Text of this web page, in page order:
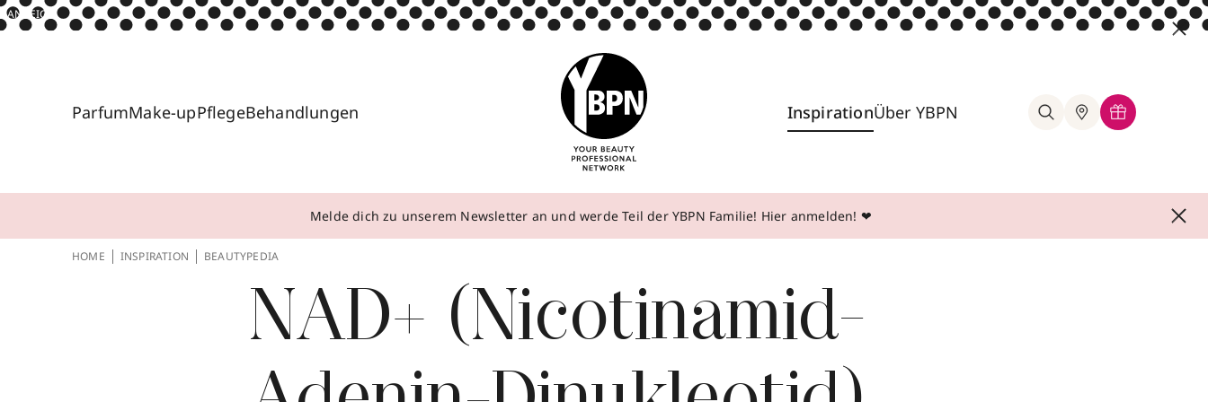
ANZEIGE
ParfumMake-upPflegeBehandlungen InspirationÜber YBPN
Melde dich zu unserem Newsletter an und werde Teil der YBPN Familie! Hier anmelden! ❤
HOME INSPIRATION BEAUTYPEDIA
NAD+ (Nicotinamid-